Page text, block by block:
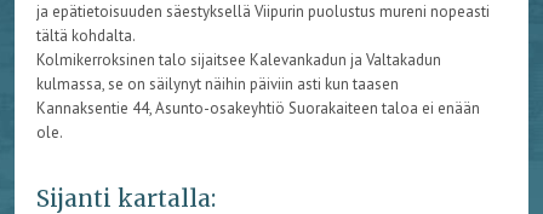
ja epätietoisuuden säestyksellä Viipurin puolustus mureni nopeasti
tältä kohdalta.
Kolmikerroksinen talo sijaitsee Kalevankadun ja Valtakadun
kulmassa, se on säilynyt näihin päiviin asti kun taasen
Kannaksentie 44, Asunto-osakeyhtiö Suorakaiteen taloa ei enään
ole.
Sijanti kartalla: